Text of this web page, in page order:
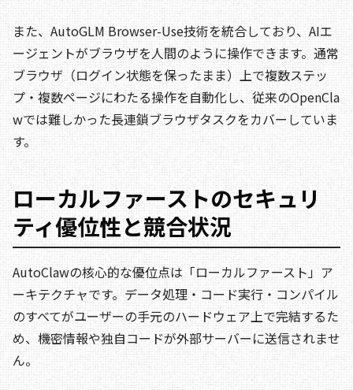
また、AutoGLM Browser-Use技術を統合しており、AIエ
ージェントがブラウザを人間のように操作できます。通常
ブラウザ（ログイン状態を保ったまま）上で複数ステッ
プ・複数ページにわたる操作を自動化し、従来のOpenCla
wでは難しかった長連鎖ブラウザタスクをカバーしていま
す。
ローカルファーストのセキュリ
ティ優位性と競合状況
AutoClawの核心的な優位点は「ローカルファースト」ア
ーキテクチャです。データ処理・コード実行・コンパイル
のすべてがユーザーの手元のハードウェア上で完結するた
め、機密情報や独自コードが外部サーバーに送信されませ
ん。